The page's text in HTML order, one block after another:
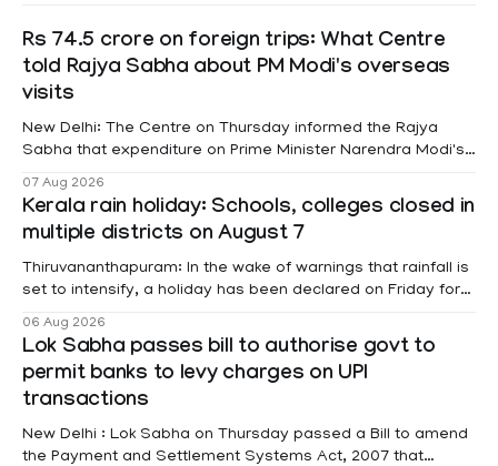
Rs 74.5 crore on foreign trips: What Centre
told Rajya Sabha about PM Modi's overseas
visits
New Delhi: The Centre on Thursday informed the Rajya
Sabha that expenditure on Prime Minister Narendra Modi's
information was provided by Minister of State for External
Affairs Pabitra Margherita in a written reply to questions
raised
07 Aug 2026
Kerala rain holiday: Schools, colleges closed in
multiple districts on August 7
Thiruvananthapuram: In the wake of warnings that rainfall is
set to intensify, a holiday has been declared on Friday for
Kottayam, Wayanad and Kasaragod districts. Meanwhile, a
red alert remains in place on Thursday for Kottayam,
Pathanamtitta and Idukki districts. Following a red alert on
06 Aug 2026
Lok Sabha passes bill to authorise govt to
permit banks to levy charges on UPI
transactions
New Delhi : Lok Sabha on Thursday passed a Bill to amend
the Payment and Settlement Systems Act, 2007 that